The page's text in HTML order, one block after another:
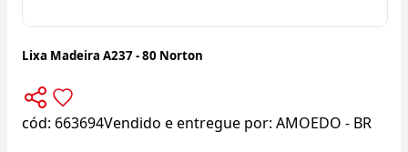
Lixa Madeira A237 - 80 Norton
cód: 663694Vendido e entregue por: AMOEDO - BR